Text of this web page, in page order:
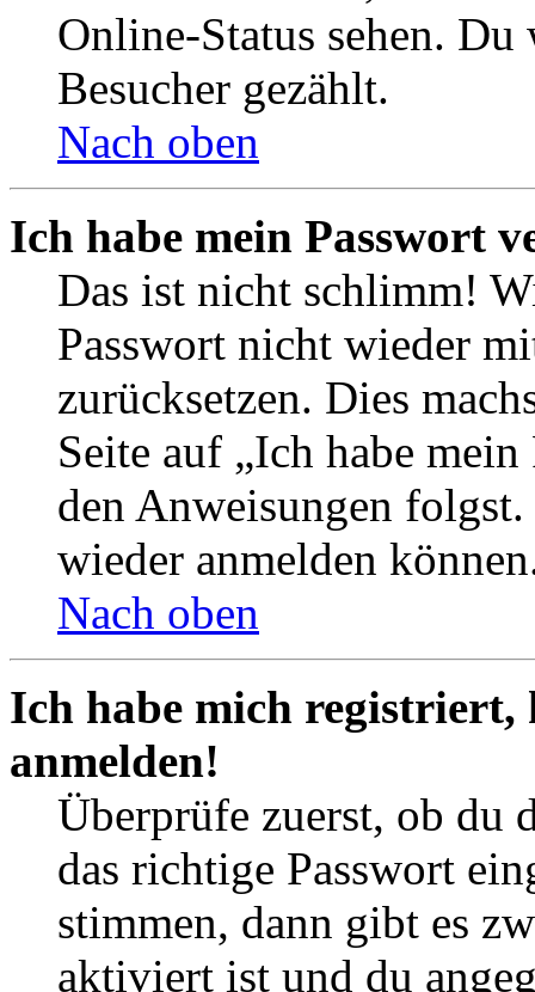
Online-Status sehen.
Besucher gezählt.
Nach oben
Ich habe mein Passwort
Das ist nicht schlimm!
Passwort nicht wieder
zurücksetzen. Dies
Seite auf „Ich habe
den Anweisungen
wieder anmelden
Nach oben
Ich habe mich
anmelden!
Überprüfe zuerst, ob du
das richtige Passwort
stimmen, dann gibt es
aktiviert ist und du